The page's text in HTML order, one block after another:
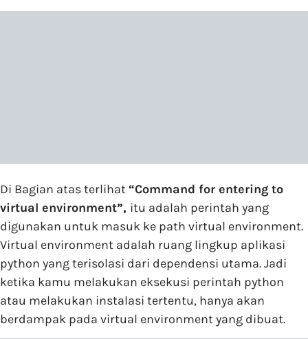
Di Bagian atas terlihat“Command for entering to
virtual environment”, itu adalah perintah yang
digunakan untuk masuk ke path virtual environment.
Virtual environment adalah ruang lingkup aplikasi
python yang terisolasi dari dependensi utama. Jadi
ketika kamu melakukan eksekusi perintah python
atau melakukan instalasi tertentu, hanya akan
berdampak pada virtual environment yang dibuat.